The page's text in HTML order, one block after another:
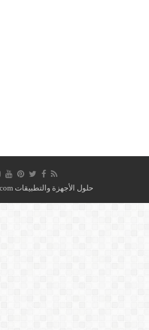
حلول الأجهزة والتطبيقات https://hloooltech.com